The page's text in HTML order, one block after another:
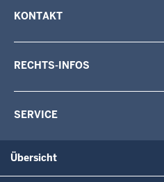
KONTAKT
RECHTS-INFOS
SERVICE
Übersicht